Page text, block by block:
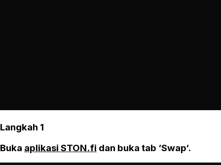
Langkah 1
Buka aplikasi STON.fi dan buka tab ‘Swap‘.